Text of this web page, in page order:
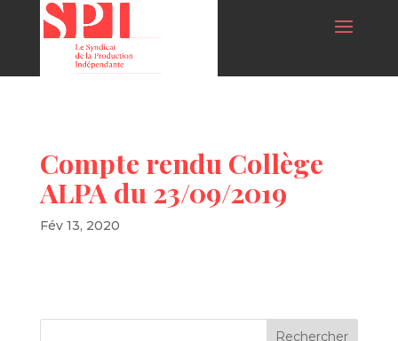
Compte rendu Collège
ALPA du 23/09/2019
Fév 13, 2020